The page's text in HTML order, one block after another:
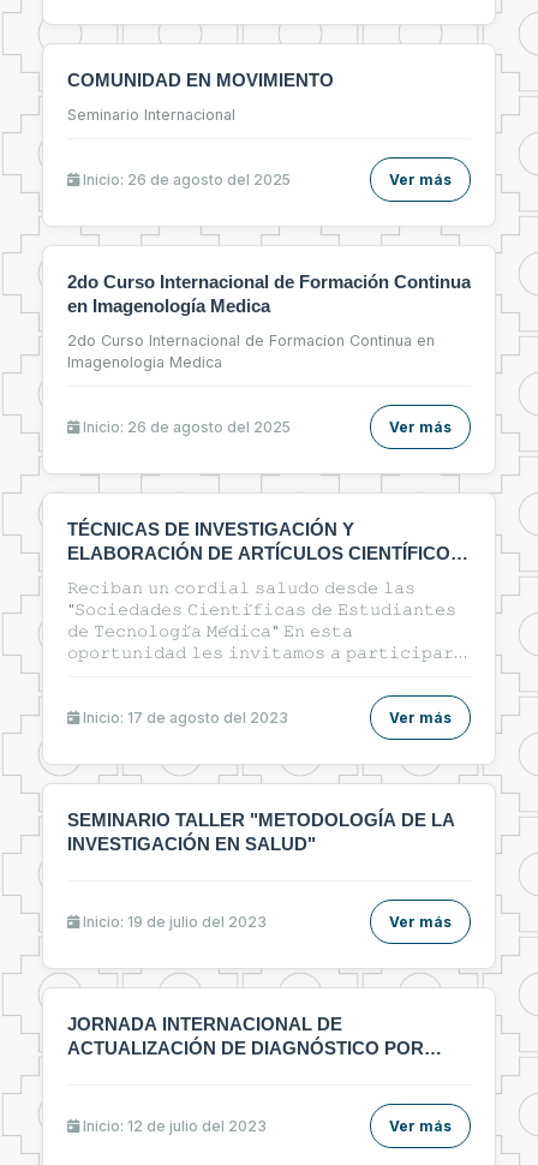
COMUNIDAD EN MOVIMIENTO
Seminario Internacional
Inicio: 26 de agosto del 2025 Ver más
2do Curso Internacional de Formación Continua
en Imagenología Medica
2do Curso Internacional de Formacion Continua en
Imagenologia Medica
Inicio: 26 de agosto del 2025 Ver más
TÉCNICAS DE INVESTIGACIÓN Y
ELABORACIÓN DE ARTÍCULOS CIENTÍFICOS
EN EL ÁREA DE LA SALUD
𝚁𝚎𝚌𝚒𝚋𝚊𝚗 𝚞𝚗 𝚌𝚘𝚛𝚍𝚒𝚊𝚕 𝚜𝚊𝚕𝚞𝚍𝚘 𝚍𝚎𝚜𝚍𝚎 𝚕𝚊𝚜
"𝚂𝚘𝚌𝚒𝚎𝚍𝚊𝚍𝚎𝚜 𝙲𝚒𝚎𝚗𝚝𝚒́𝚏𝚒𝚌𝚊𝚜 𝚍𝚎 𝙴𝚜𝚝𝚞𝚍𝚒𝚊𝚗𝚝𝚎𝚜
𝚍𝚎 𝚃𝚎𝚌𝚗𝚘𝚕𝚘𝚐𝚒́𝚊 𝙼𝚎́𝚍𝚒𝚌𝚊" 𝙴𝚗 𝚎𝚜𝚝𝚊
𝚘𝚙𝚘𝚛𝚝𝚞𝚗𝚒𝚍𝚊𝚍 𝚕𝚎𝚜 𝚒𝚗𝚟𝚒𝚝𝚊𝚖𝚘𝚜 𝚊 𝚙𝚊𝚛𝚝𝚒𝚌𝚒𝚙𝚊𝚛
ᴇʟᴀʙᴏʀᴀᴄɪᴏ́ɴ ᴅᴇ ᴀʀᴛɪ́ᴄᴜʟᴏs ᴄɪᴇɴᴛɪ́ғɪᴄᴏs ᴇɴ ᴇʟ ᴀ́ʀᴇᴀ ᴅᴇ ʟᴀ
sᴀʟᴜᴅ"🔰
Inicio: 17 de agosto del 2023 Ver más
SEMINARIO TALLER "METODOLOGÍA DE LA
INVESTIGACIÓN EN SALUD"
Inicio: 19 de julio del 2023 Ver más
JORNADA INTERNACIONAL DE
ACTUALIZACIÓN DE DIAGNÓSTICO POR
Inicio: 12 de julio del 2023 Ver más